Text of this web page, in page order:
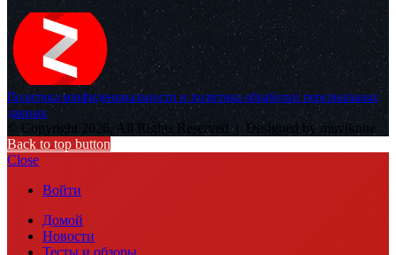
Политика конфиденциальности и политика обработки персональных
данных
© Copyright 2026, All Rights Reserved |
Designed by muvikone
Back to top button
Close
Войти
Домой
Новости
Тесты и обзоры